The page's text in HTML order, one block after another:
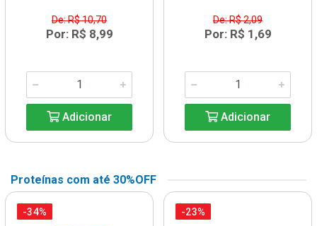
De: R$ 10,70
Por: R$ 8,99
Adicionar
De: R$ 2,09
Por: R$ 1,69
Adicionar
Proteínas com até 30%OFF
-34% -23%